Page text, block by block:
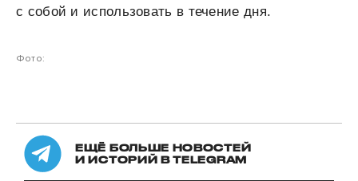
с собой и использовать в течение дня.
Фото:
ЕЩЁ БОЛЬШЕ НОВОСТЕЙ
И ИСТОРИЙ В TELEGRAM